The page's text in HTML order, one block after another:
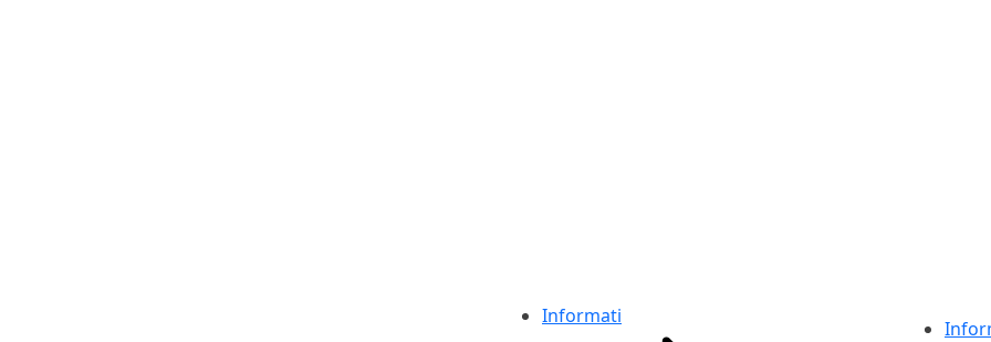
Informati